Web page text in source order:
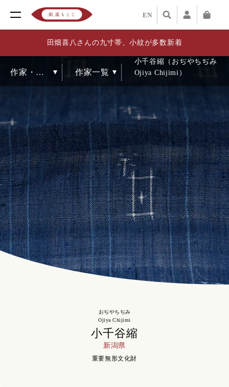
EN
田畑喜八さんの九寸帯、小紋が多数新着
小千谷縮（おぢやちぢみ
Ojiya Chijimi）
おぢやちぢみ
Ojiya Chijimi
小千谷縮
新潟県
重要無形文化財